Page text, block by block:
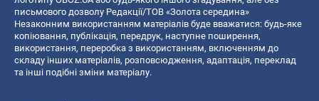
письмового дозволу Редакції/ТОВ «Золота середина»
Незаконним використанням матеріалів буде вважатися: будь-яке
копiювання, публiкацiя, передрук, наступне поширення,
використання, переробка з використанням, включенням до
складу інших матеріалів, розповсюдження, адаптація, переклад
та інші подібні зміни матеріалу.